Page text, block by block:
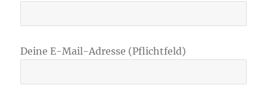
Deine E-Mail-Adresse (Pflichtfeld)